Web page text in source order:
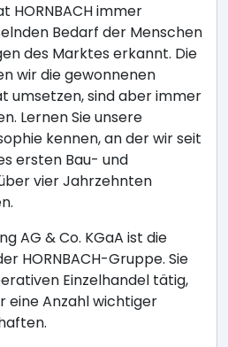
HORNBACH immer
Bedarf der Menschen
des Marktes erkannt. Die
wir die gewonnenen
umsetzen, sind aber immer
Lernen Sie unsere
kennen, an der wir seit
ersten Bau- und
vier Jahrzehnten
AG & Co. KGaA ist die
HORNBACH-Gruppe. Sie
Einzelhandel tätig,
eine Anzahl wichtiger